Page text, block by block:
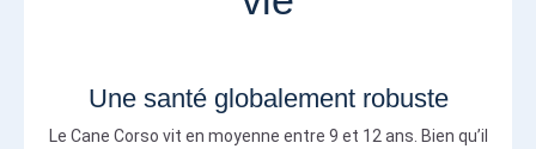
Une santé globalement robuste
Le Cane Corso vit en moyenne entre 9 et 12 ans. Bien qu’il